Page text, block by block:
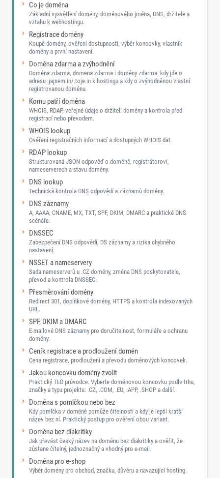
Co je doména
Základní vysvětlení domény, doménového jména, DNS, držitele a
vztahu k webhostingu.
Registrace domény
Koupě domény, ověření dostupnosti, výběr koncovky, vlastník
domény a první nastavení.
Doména zdarma a zvýhodnění
Doména zdarma, domena zdarma i domény zdarma: kdy jde o
adresu .jajsem.in/.toje.in k hostingu a kdy o zvýhodněnou vlastní
registrovanou doménu.
Komu patří doména
WHOIS, RDAP, veřejné údaje o držiteli domény a kontrola před
registrací nebo převodem.
WHOIS lookup
Ověření registračních informací a dostupných WHOIS dat.
RDAP lookup
Strukturovaná JSON odpověď o doméně, registrátorovi,
nameserverech a stavu domény.
DNS lookup
Technická kontrola DNS odpovědí a záznamů domény.
DNS záznamy
A, AAAA, CNAME, MX, TXT, SPF, DKIM, DMARC a praktické DNS
scénáře.
DNSSEC
Zabezpečení DNS odpovědí, DS záznamy a rizika chybného
nastavení.
NSSET a nameservery
Sada nameserverů u .CZ domény, změna DNS poskytovatele,
převod a kontrola DNSSEC.
Přesměrování domény
Redirect 301, doplňkové domény, HTTPS a kontrola indexovaných
URL.
SPF, DKIM a DMARC
E-mailové DNS záznamy pro doručitelnost, formuláře a ochranu
domény.
Ceník registrace a prodloužení domén
Cena registrace, prodloužení a převodu doménových koncovek.
Jakou koncovku domény zvolit
Praktický TLD průvodce. Vyberte doménovou koncovku podle trhu,
značky a typu projektu: .CZ, .COM, .EU, .APP, .SHOP a další.
Doména s pomlčkou nebo bez
Kdy pomlčka v doméně pomůže čitelnosti a kdy je lepší kratší
název bez ní. Praktický postup pro ověření obou variant.
Doména bez diakritiky
Jak převést český název na doménu bez diakritiky a ověřit, že
zůstane čitelný, jednoznačný a vhodný pro e-mail.
Doména pro e-shop
Výběr domény pro obchod, značku, důvěru a navazující hosting.